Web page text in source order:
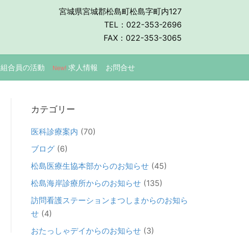
宮城県宮城郡松島町松島字町内127
TEL：022-353-2696
FAX：022-353-3065
組合員の活動 New! 求人情報 お問合せ
カテゴリー
医科診療案内 (70)
ブログ (6)
松島医療生協本部からのお知らせ (45)
松島海岸診療所からのお知らせ (135)
訪問看護ステーションまつしまからのお知ら
せ (4)
おたっしゃデイからのお知らせ (3)